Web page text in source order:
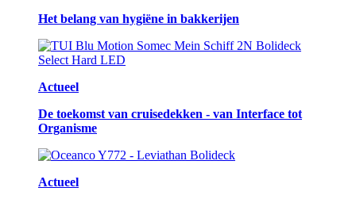
Het belang van hygiëne in bakkerijen
Actueel
De toekomst van cruisedekken - van Interface tot
Organisme
Actueel